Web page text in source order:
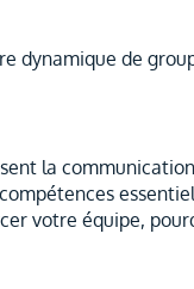
dynamique de
la
votre équipe,